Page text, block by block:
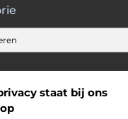
staat bij ons
All Right